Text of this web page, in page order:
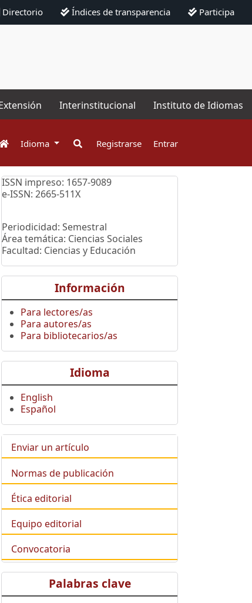
Directorio Índices de transparencia Participa
Interinstitucional Instituto de Idiomas
Idioma Registrarse Entrar
ISSN impreso: 1657-9089
e-ISSN: 2665-511X
Periodicidad: Semestral
Área temática: Ciencias Sociales
Facultad: Ciencias y Educación
Información
Para lectores/as
Para autores/as
Para bibliotecarios/as
Idioma
English
Español
Enviar un artículo
Normas de publicación
Ética editorial
Equipo editorial
Convocatoria
Palabras clave